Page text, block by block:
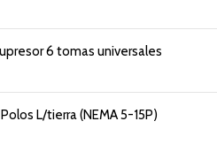
6 tomas universales
L/tierra (NEMA 5-15P)